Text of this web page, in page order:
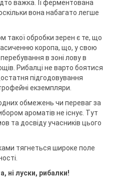
важка. Її ферментована
вона набагато легше
обробки зерен є те, що
коропа, що, у свою
в зоні лову в
Рибалці не варто боятися
підгодовування
екземпляри.
обмежень чи переваг за
ароматів не існує. Тут
та досвіду учасників цього
тягнеться широке поле
ні луски, рибалки!